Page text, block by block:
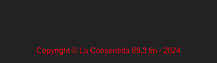
Copyright © La Consentida 89.3 fm - 2024